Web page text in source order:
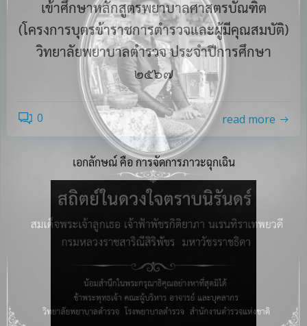
เข้าศึกษาหลักสูตรพยาบาลศาสตรบัณฑิต
(โครงการบุตรข้าราชการตำรวจและผู้มีคุณสมบัติ)
วิทยาลัยพยาบาลตำรวจ ประจำปีการศึกษา
๒๕๖๗
0 read more
เอกลักษณ์ คือ การจัดการภาวะฉุกเฉิน